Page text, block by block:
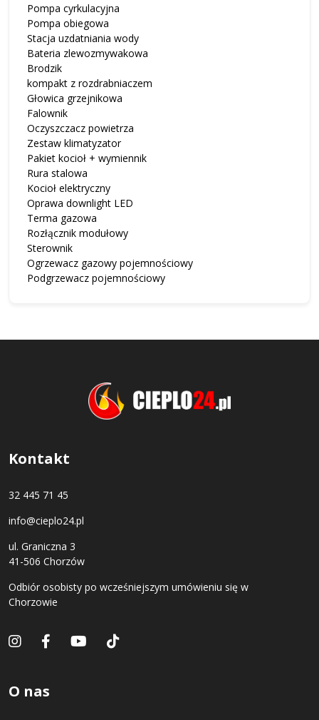
Pompa cyrkulacyjna
Pompa obiegowa
Stacja uzdatniania wody
Bateria zlewozmywakowa
Brodzik
kompakt z rozdrabniaczem
Głowica grzejnikowa
Falownik
Oczyszczacz powietrza
Zestaw klimatyzator
Pakiet kocioł + wymiennik
Rura stalowa
Kocioł elektryczny
Oprawa downlight LED
Terma gazowa
Rozłącznik modułowy
Sterownik
Ogrzewacz gazowy pojemnościowy
Podgrzewacz pojemnościowy
Kontakt
32 445 71 45
info@cieplo24.pl
ul. Graniczna 3
41-506 Chorzów
Odbiór osobisty po wcześniejszym umówieniu się w
Chorzowie
O nas